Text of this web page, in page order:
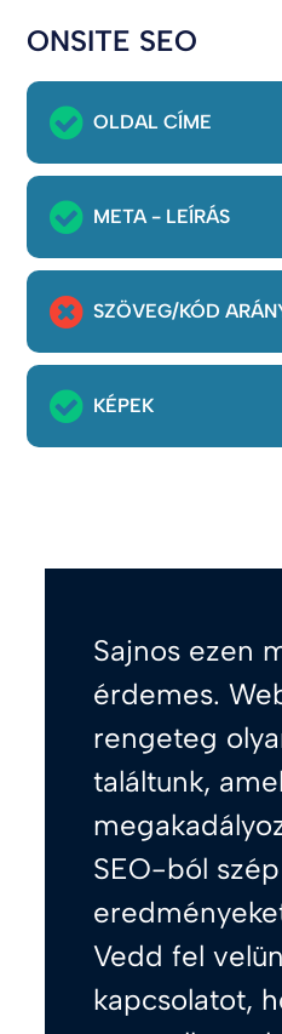
ONSITE SEO
OLDAL CÍME
META - LEÍRÁS
SZÖVEG/KÓD
KÉPEK
Sajnos ezen
érdemes.
rengeteg
találtunk,
SEO-ból szép
Vedd fel
kapcsolatot,